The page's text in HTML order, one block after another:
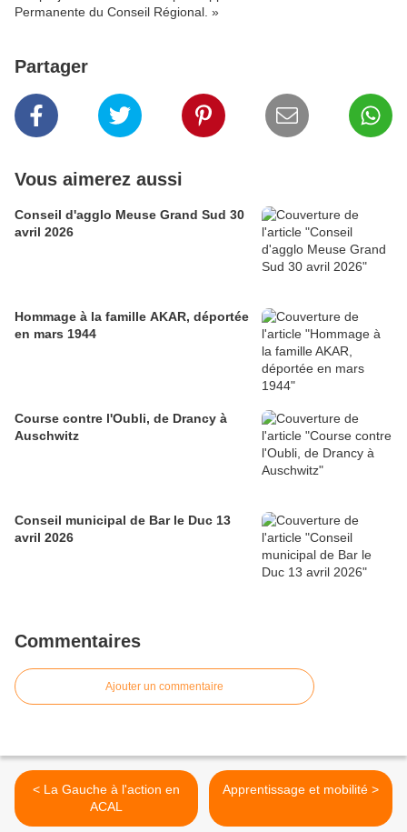
Permanente du Conseil Régional. »
Partager
Vous aimerez aussi
Conseil d'agglo Meuse Grand Sud 30
avril 2026
Hommage à la famille AKAR, déportée
en mars 1944
Course contre l'Oubli, de Drancy à
Auschwitz
Conseil municipal de Bar le Duc 13
avril 2026
Commentaires
Ajouter un commentaire
< La Gauche à l'action en
ACAL
Apprentissage et mobilité >